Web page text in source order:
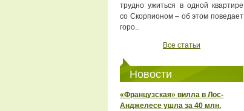
трудно ужиться в одной квартире
со Скорпионом – об этом поведает
горо..
Все статьи
Новости
«Французская» вилла в Лос-
Анджелесе ушла за 40 млн.